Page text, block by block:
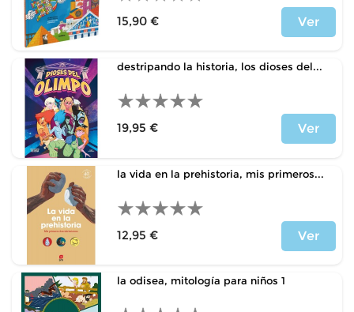
15,90 €
Ver
destripando la historia, los dioses del...
19,95 €
Ver
la vida en la prehistoria, mis primeros...
12,95 €
Ver
la odisea, mitología para niños 1